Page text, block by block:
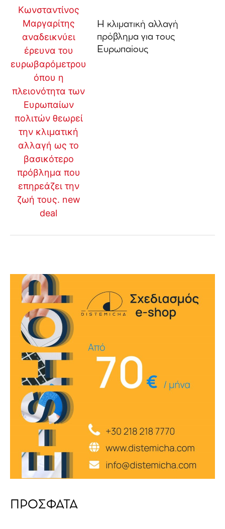
Η κλιματική αλλαγή
πρόβλημα για τους
Ευρωπαίους
ΠΡΟΣΦΑΤΑ